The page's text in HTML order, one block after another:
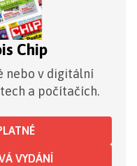
Chip
nebo v digitální
a počítačích.
VYDÁNÍ